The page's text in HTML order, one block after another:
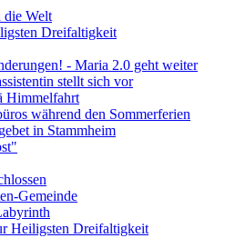
die Welt
Dreifaltigkeit
- Maria 2.0 geht weiter
stellt sich vor
Himmelfahrt
während den Sommerferien
in Stammheim
Gemeinde
Heiligsten Dreifaltigkeit